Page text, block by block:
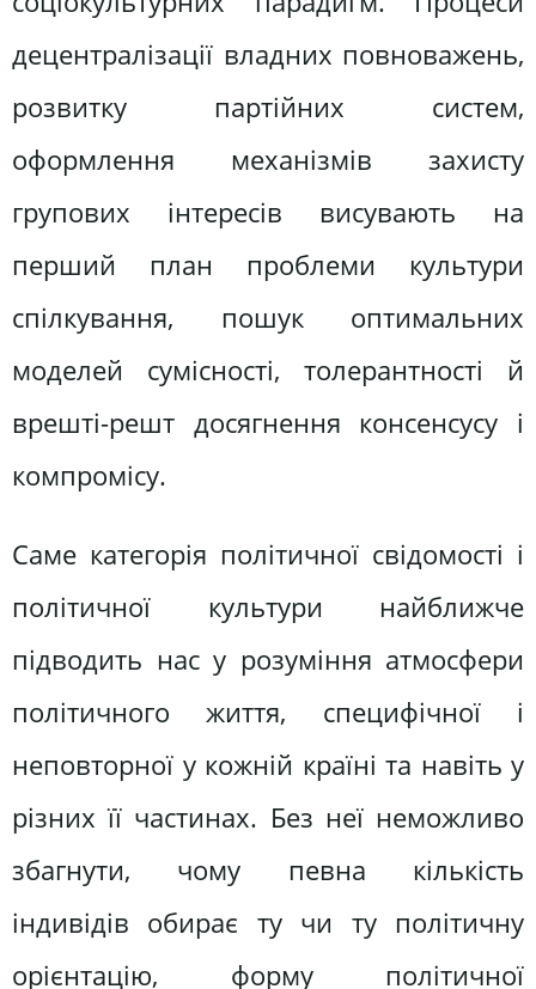
децентралізації владних повноважень,
розвитку партійних систем,
оформлення механізмів захисту
групових інтересів висувають на
перший план проблеми культури
спілкування, пошук оптимальних
моделей сумісності, толерантності й
врешті-решт досягнення консенсусу і
компромісу.
Саме категорія політичної свідомості і
політичної культури найближче
підводить нас у розуміння атмосфери
політичного життя, специфічної і
неповторної у кожній країні та навіть у
різних її частинах. Без неї неможливо
збагнути, чому певна кількість
індивідів обирає ту чи ту політичну
орієнтацію, форму політичної